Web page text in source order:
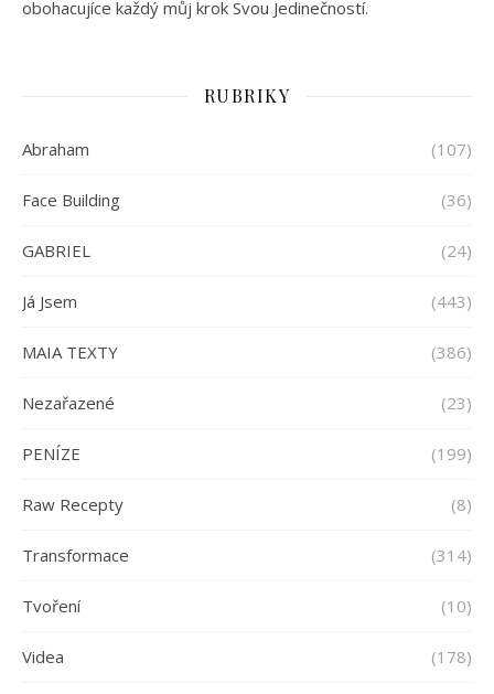
obohacujíce každý můj krok Svou Jedinečností.
RUBRIKY
Abraham (107)
Face Building (36)
GABRIEL (24)
Já Jsem (443)
MAIA TEXTY (386)
Nezařazené (23)
PENÍZE (199)
Raw Recepty (8)
Transformace (314)
Tvoření (10)
Videa (178)